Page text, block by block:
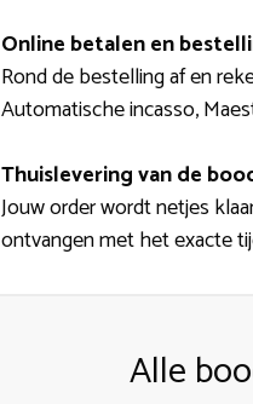
Online betalen en
Rond de bestelling af en
Automatische incasso,
Thuislevering van de
Jouw order wordt netjes
ontvangen met het exacte
Alle